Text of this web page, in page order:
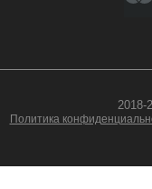
2018-
Политика